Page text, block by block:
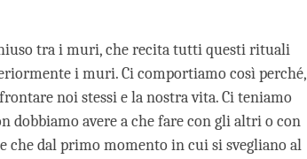
tra i muri, che recita tutti questi rituali
i muri. Ci comportiamo così perché,
noi stessi e la nostra vita. Ci teniamo
avere a che fare con gli altri o con
che dal primo momento in cui si svegliano al